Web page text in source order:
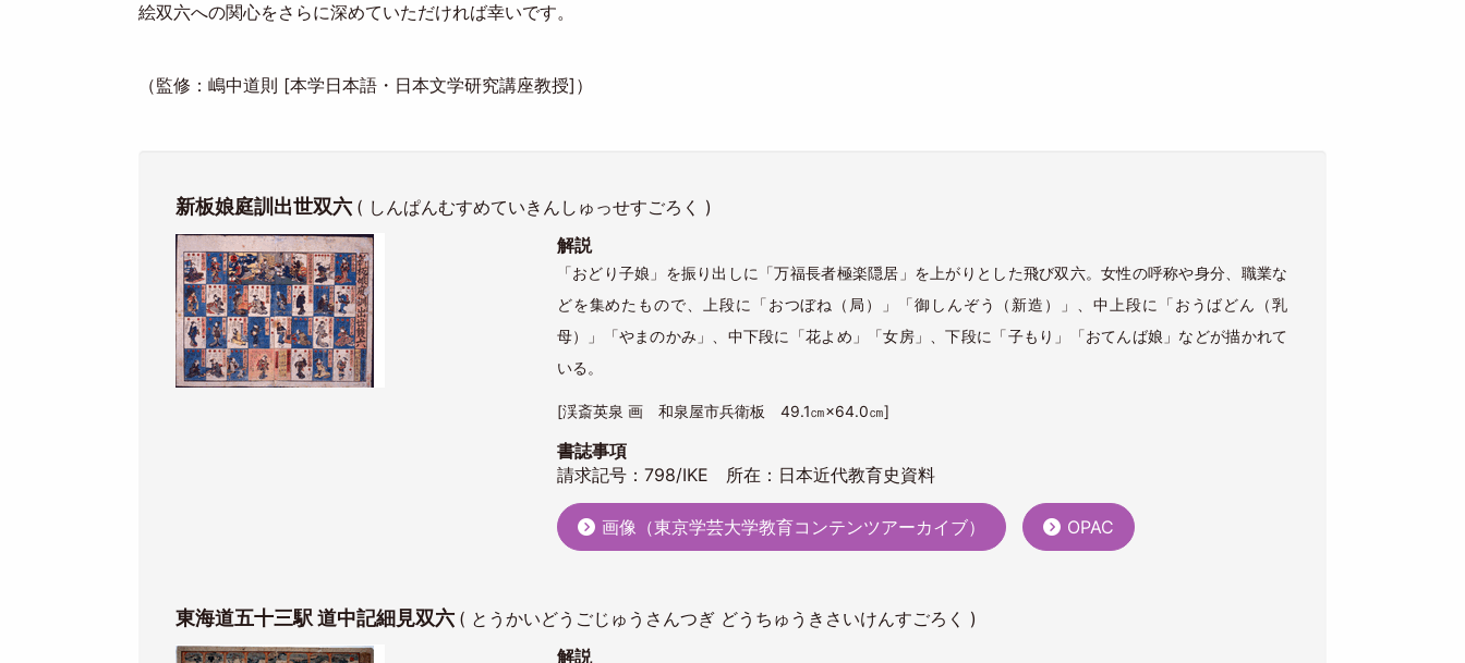
絵双六への関心をさらに深めていただければ幸いです。
（監修：嶋中道則 [本学日本語・日本文学研究講座教授]）
新板娘庭訓出世双六 ( しんぱんむすめていきんしゅっせすごろく )
Image
解説
「おどり子娘」を振り出しに「万福長者極楽隠居」を上がりとした飛び双六。女性の呼称や身分、職業な
どを集めたもので、上段に「おつぼね（局）」「御しんぞう（新造）」、中上段に「おうばどん（乳
母）」「やまのかみ」、中下段に「花よめ」「女房」、下段に「子もり」「おてんば娘」などが描かれて
いる。
[渓斎英泉 画 和泉屋市兵衛板 49.1㎝×64.0㎝]
書誌事項
請求記号：798/IKE 所在：日本近代教育史資料
画像（東京学芸大学教育コンテンツアーカイブ） OPAC
東海道五十三駅 道中記細見双六 ( とうかいどうごじゅうさんつぎ どうちゅうきさいけんすごろく )
Image
解説